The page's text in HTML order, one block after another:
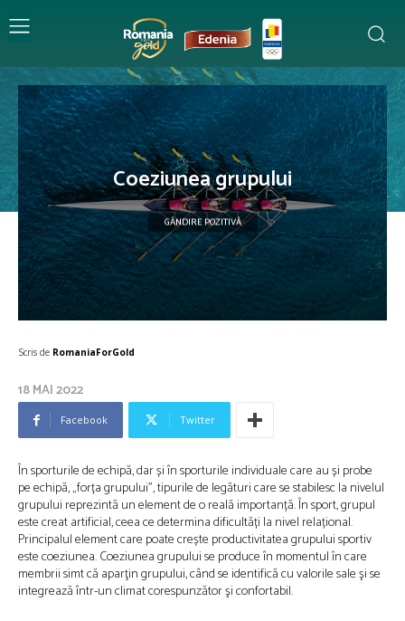
Coeziunea grupului
GÂNDIRE POZITIVĂ
Scris de RomaniaForGold
18 MAI 2022
Facebook Twitter
În sporturile de echipă, dar și în sporturile individuale care au și probe
pe echipă, „forța grupului”, tipurile de legături care se stabilesc la nivelul
grupului reprezintă un element de o reală importanță.În sport, grupul
este creat artificial, ceea ce determina dificultăți la nivel relațional.
Principalul element care poate crește productivitatea grupului sportiv
este coeziunea. Coeziunea grupului se produce în momentul în care
membrii simt că aparţin grupului, când se identifică cu valorile sale şi se
integrează într-un climat corespunzător şi confortabil.